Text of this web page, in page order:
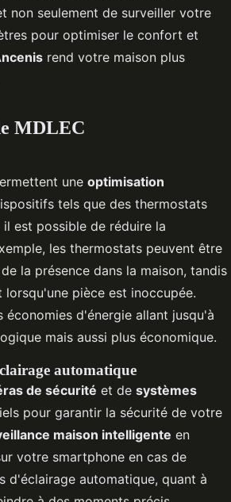
non seulement de surveiller votre
pour optimiser le confort et
rend votre maison plus
MDLEC
une optimisation
tels que des thermostats
est possible de réduire la
les thermostats peuvent être
la présence dans la maison, tandis
pièce est inoccupée.
d'énergie allant jusqu'à
mais aussi plus économique.
automatique
de sécurité et de systèmes
pour garantir la sécurité de votre
maison intelligente en
votre smartphone en cas de
d'éclairage automatique, quant à